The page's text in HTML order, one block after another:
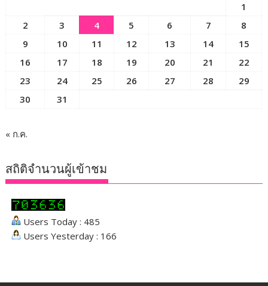
1
2
3 4 5 6 7
8
9
10 11 12 13 14
15
16
17 18 19 20 21
22
23
24 25 26 27 28
29
30
31
« ก.ค.
สถิติจำนวนผู้เข้าชม
Users Today : 485
Users Yesterday : 166